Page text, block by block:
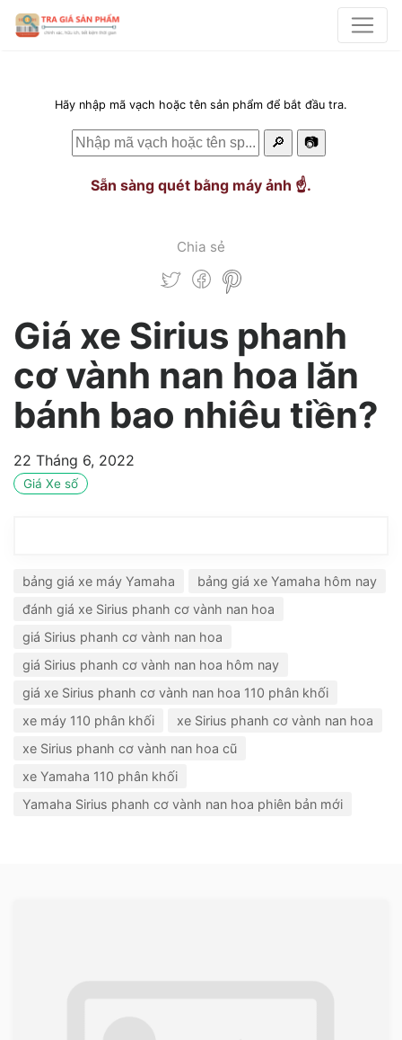
Hãy nhập mã vạch hoặc tên sản phẩm để bắt đầu tra.
🔎 📷
Sẵn sàng quét bằng máy ảnh ☝️.
Chia sẻ
Giá xe Sirius phanh
cơ vành nan hoa lăn
bánh bao nhiêu tiền?
22 Tháng 6, 2022
Giá Xe số
bảng giá xe máy Yamaha
bảng giá xe Yamaha hôm nay
đánh giá xe Sirius phanh cơ vành nan hoa
giá Sirius phanh cơ vành nan hoa
giá Sirius phanh cơ vành nan hoa hôm nay
giá xe Sirius phanh cơ vành nan hoa 110 phân khối
xe máy 110 phân khối
xe Sirius phanh cơ vành nan hoa
xe Sirius phanh cơ vành nan hoa cũ
xe Yamaha 110 phân khối
Yamaha Sirius phanh cơ vành nan hoa phiên bản mới